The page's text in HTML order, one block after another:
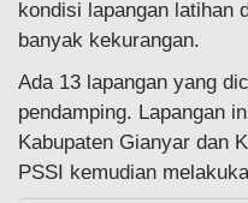
kondisi lapangan latihan
banyak kekurangan.
Ada 13 lapangan yang
pendamping. Lapangan
Kabupaten Gianyar dan
PSSI kemudian